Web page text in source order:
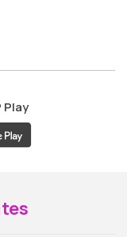
ao
Play